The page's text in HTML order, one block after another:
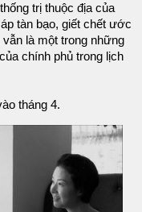
trị thuộc địa của
tàn bạo, giết chết ước
là một trong những
chính phủ trong lịch
tháng 4.